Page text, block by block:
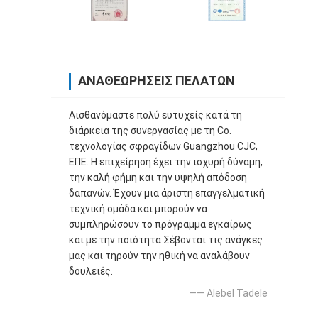
ΑΝΑΘΕΩΡΉΣΕΙΣ ΠΕΛΑΤΏΝ
Αισθανόμαστε πολύ ευτυχείς κατά τη
διάρκεια της συνεργασίας με τη Co.
τεχνολογίας σφραγίδων Guangzhou CJC,
ΕΠΕ. Η επιχείρηση έχει την ισχυρή δύναμη,
την καλή φήμη και την υψηλή απόδοση
δαπανών. Έχουν μια άριστη επαγγελματική
τεχνική ομάδα και μπορούν να
συμπληρώσουν το πρόγραμμα εγκαίρως
και με την ποιότητα Σέβονται τις ανάγκες
μας και τηρούν την ηθική να αναλάβουν
δουλειές.
—— Alebel Tadele